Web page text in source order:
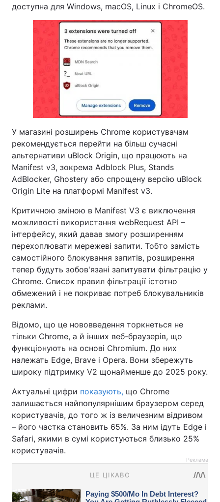
доступна для Windows, macOS, Linux і ChromeOS.
У магазині розширень Chrome користувачам
рекомендується перейти на більш сучасні
альтернативи uBlock Origin, що працюють на
Manifest v3, зокрема Adblock Plus, Stands
AdBlocker, Ghostery або спрощену версію uBlock
Origin Lite на платформі Manifest v3.
Критичною зміною в Manifest V3 є виключення
можливості використання webRequest API –
інтерфейсу, який давав змогу розширенням
перехоплювати мережеві запити. Тобто замість
самостійного блокування запитів, розширення
тепер будуть зобов'язані запитувати фільтрацію у
Chrome. Список правил фільтрації істотно
обмежений і не покриває потреб блокувальників
реклами.
Відомо, що це нововведення торкнеться не
тільки Chrome, а й інших веб-браузерів, що
функціонують на основі Chromium. До них
належать Edge, Brave і Opera. Вони збережуть
широку підтримку V2 щонайменше до 2025 року.
Актуальні цифри показують, що Chrome
залишається найпопулярнішим браузером серед
користувачів, до того ж із величезним відривом
– його частка становить 65%. За ним ідуть Edge і
Safari, якими в сумі користуються близько 25%
користувачів.
Реклама